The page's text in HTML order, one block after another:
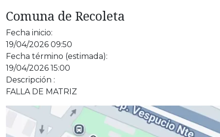
Comuna de Recoleta
Fecha inicio:
19/04/2026 09:50
Fecha término (estimada):
19/04/2026 15:00
Descripción :
FALLA DE MATRIZ